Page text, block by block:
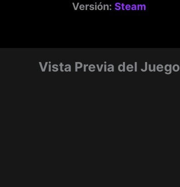
Versión: Steam
Vista Previa del Juego